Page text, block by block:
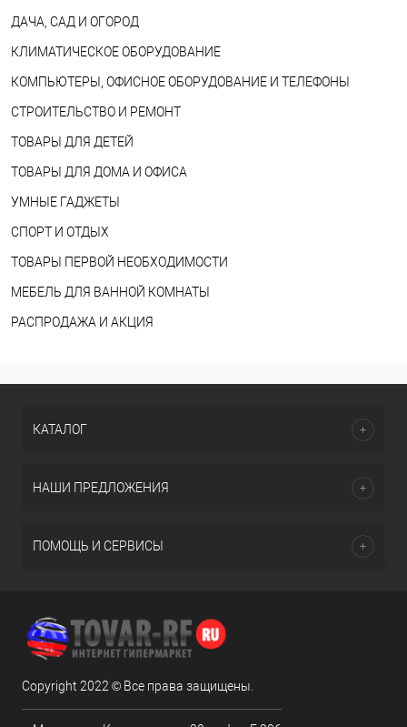
ДАЧА, САД И ОГОРОД
КЛИМАТИЧЕСКОЕ ОБОРУДОВАНИЕ
КОМПЬЮТЕРЫ, ОФИСНОЕ ОБОРУДОВАНИЕ И ТЕЛЕФОНЫ
СТРОИТЕЛЬСТВО И РЕМОНТ
ТОВАРЫ ДЛЯ ДЕТЕЙ
ТОВАРЫ ДЛЯ ДОМА И ОФИСА
УМНЫЕ ГАДЖЕТЫ
СПОРТ И ОТДЫХ
ТОВАРЫ ПЕРВОЙ НЕОБХОДИМОСТИ
МЕБЕЛЬ ДЛЯ ВАННОЙ КОМНАТЫ
РАСПРОДАЖА И АКЦИЯ
КАТАЛОГ
НАШИ ПРЕДЛОЖЕНИЯ
ПОМОЩЬ И СЕРВИСЫ
Copyright 2022 © Все права защищены.